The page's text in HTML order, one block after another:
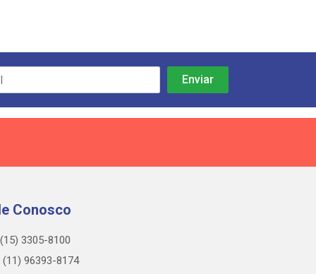
Conosco
(15) 3305-8100
(11) 96393-8174